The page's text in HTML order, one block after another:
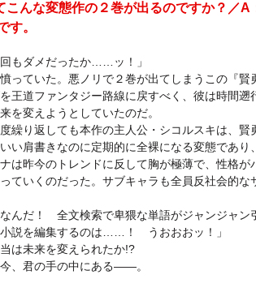
こんな変態作の２巻が出るのですか？／A
す。
回もダメだったか……ッ！」
っていた。悪ノリで２巻が出てしまうこの『賢
王道ファンタジー路線に戻すべく、彼は時間遡
を変えようとしていたのだ。
繰り返しても本作の主人公・シコルスキは、賢
い肩書きなのに定期的に全裸になる変態であり
は昨今のトレンドに反して胸が極薄で、性格が
ていくのだった。サブキャラも全員反社会的な
なんだ！ 全文検索で卑猥な単語がジャンジャン
説を編集するのは……！ うおおおッ！」
は未来を変えられたか!?
、君の手の中にある――。